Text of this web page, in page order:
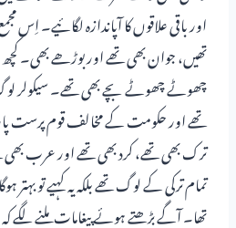
اور باقی علاقوں کا آپاندازہ لگائیے۔ اِس
تھیں، جوان بھی تھے اور بوڑھے بھی۔
چھوٹے چھوٹے بچے بھی تھے۔ سیکولر
تھے اور حکومت کے مخالف قوم پرست
ترک بھی تھے، کرد بھی تھے اور عرب بھی
تمام ترکی کے لوگ تھے بلکہ یہ کہیے تو بہتر
تھا۔ آگے بڑھتے ہوئے پیغامات ملنے لگے